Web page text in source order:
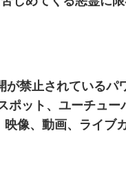
が禁止されている
ポット、ユーチュ
映像、動画、ライブ